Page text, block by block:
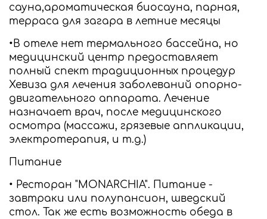
сауна,ароматическая биосауна, парная,
терраса для загара в летние месяцы
•В отеле нет термального бассейна, но
медицинский центр предоставляет
полный спект традиционных процедур
Хевиза для лечения заболеваний опорно-
двигательного аппарата. Лечение
назначает врач, после медицинского
осмотра (массажи, грязевые аппликации,
электротерапия, и т.д.)
Питание
• Ресторан "MONARCHIA". Питание -
завтраки или полупансион, шведский
стол. Так же есть возможность обеда в